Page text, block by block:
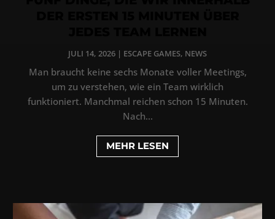
JULI 14, 2026 | ESCAPE GAMES, NEWS
Man braucht keine sechs Monate voller Meetings,
um zu verstehen, wie ein Team wirklich
funktioniert. Manchmal reichen schon 15 Minuten.
Nach...
MEHR LESEN